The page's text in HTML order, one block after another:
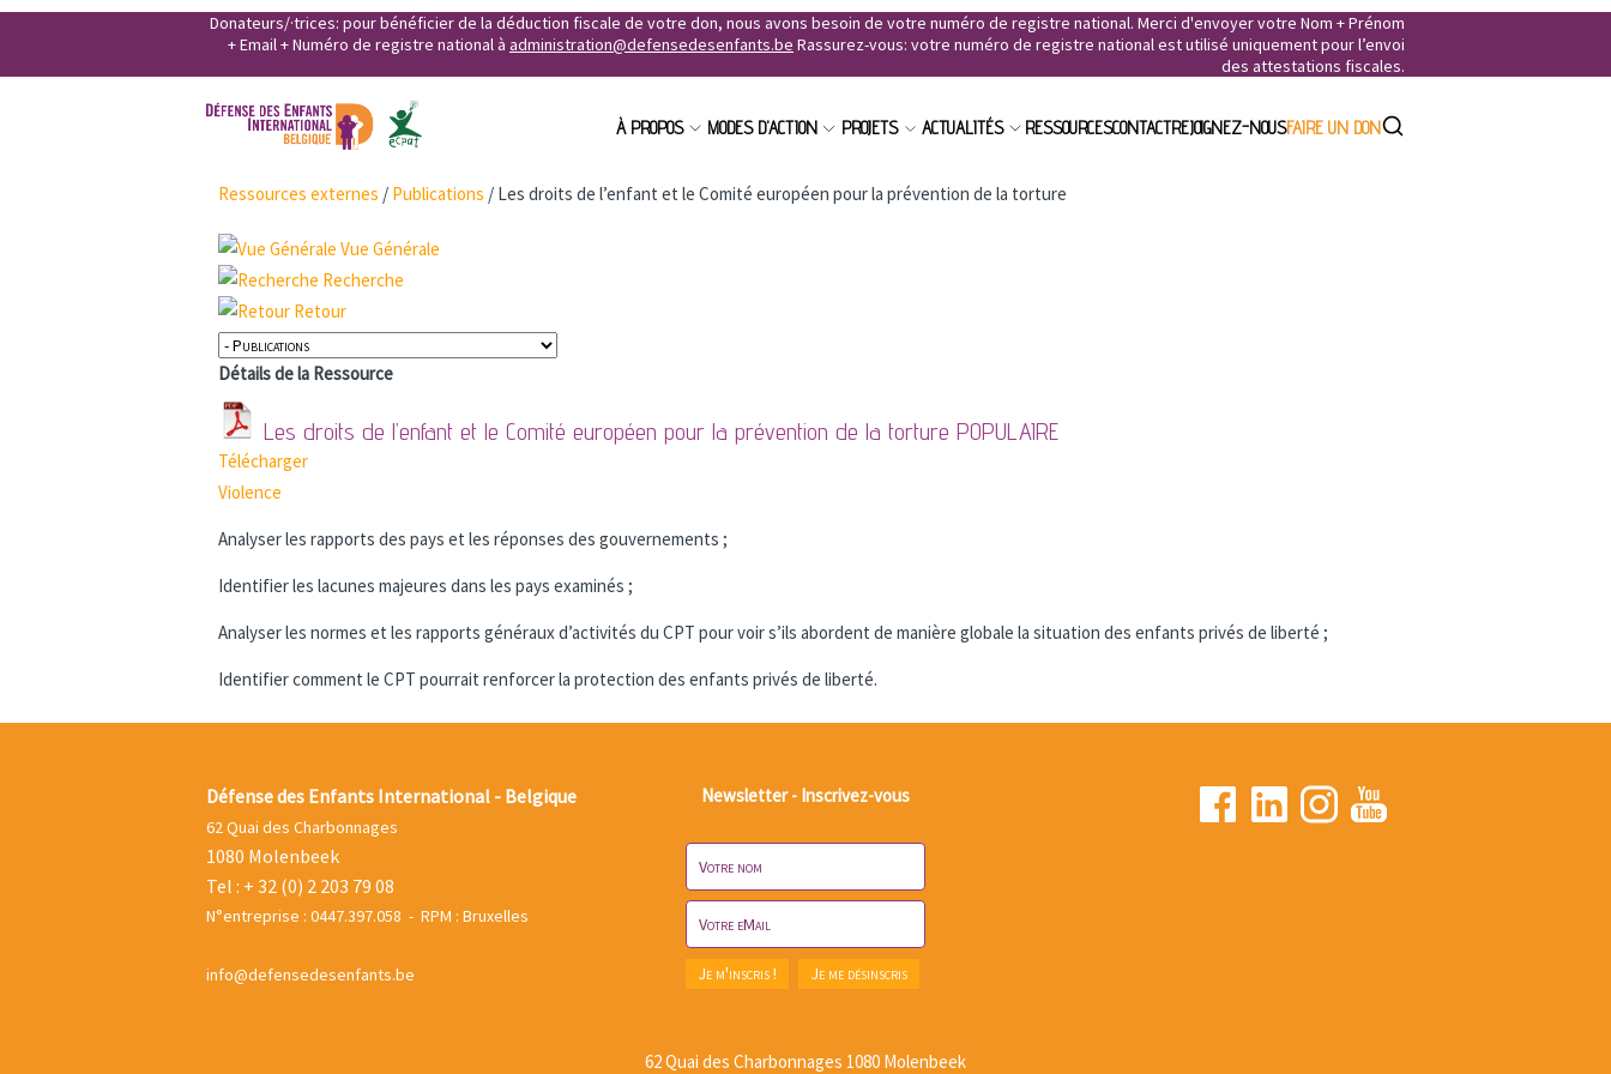
Donateurs/·trices: pour bénéficier de la déduction fiscale de votre don, nous avons besoin de votre numéro de registre national. Merci d'envoyer votre Nom + Prénom
+ Email + Numéro de registre national à administration@defensedesenfants.be Rassurez-vous: votre numéro de registre national est utilisé uniquement pour l’envoi
des attestations fiscales.
À PROPOS MODES D'ACTION PROJETS ACTUALITÉS RESSOURCESCONTACTREJOIGNEZ-NOUSFAIRE UN DON
Ressources externes / Publications / Les droits de l’enfant et le Comité européen pour la prévention de la torture
Vue Générale
Recherche
Retour
Détails de la Ressource
Les droits de l’enfant et le Comité européen pour la prévention de la torture POPULAIRE
Télécharger
Violence
Analyser les rapports des pays et les réponses des gouvernements ;
Identifier les lacunes majeures dans les pays examinés ;
Analyser les normes et les rapports généraux d’activités du CPT pour voir s’ils abordent de manière globale la situation des enfants privés de liberté ;
Identifier comment le CPT pourrait renforcer la protection des enfants privés de liberté.
Défense des Enfants International - Belgique
62 Quai des Charbonnages
1080 Molenbeek
Tel : + 32 (0) 2 203 79 08
N°entreprise : 0447.397.058 - RPM : Bruxelles
info@defensedesenfants.be
Newsletter - Inscrivez-vous
62 Quai des Charbonnages 1080 Molenbeek